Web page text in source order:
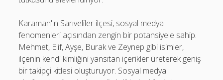
Karaman'ın Sarıveliler ilçesi, sosyal medya
fenomenleri açısından zengin bir potansiyele sahip.
Mehmet, Elif, Ayşe, Burak ve Zeynep gibi isimler,
ilçenin kendi kimliğini yansıtan içerikler üreterek geniş
bir takipçi kitlesi oluşturuyor. Sosyal medya